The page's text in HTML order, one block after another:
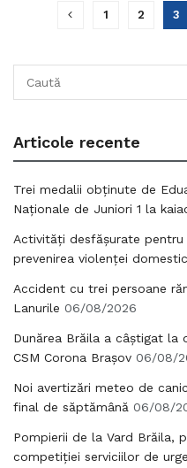
1 2 3
Articole recente
Trei medalii obținute de
Naționale de Juniori 1 la
Activități desfășurate
prevenirea violenței
Accident cu trei persoane
Lanurile 06/08/2026
Dunărea Brăila a câștigat la
CSM Corona Brașov 06/08/
Noi avertizări meteo de
final de săptămână 06/08/
Pompierii de la Vard Brăila,
competiției serviciilor de